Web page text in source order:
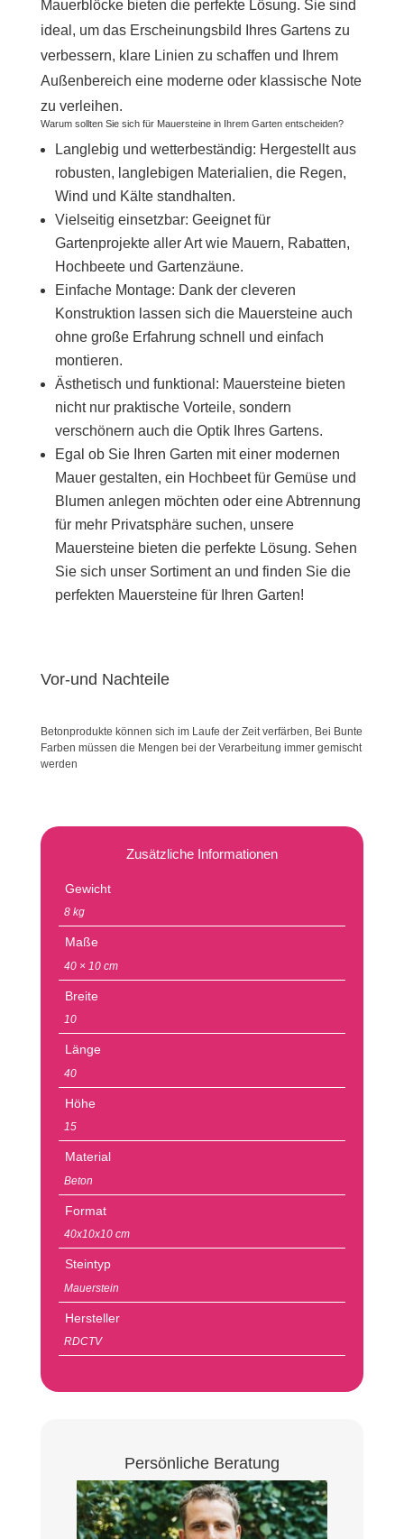
Mauerblöcke bieten die perfekte Lösung. Sie sind
ideal, um das Erscheinungsbild Ihres Gartens zu
verbessern, klare Linien zu schaffen und Ihrem
Außenbereich eine moderne oder klassische Note
zu verleihen.
Warum sollten Sie sich für Mauersteine ​​in Ihrem Garten entscheiden?
Langlebig und wetterbeständig: Hergestellt aus
robusten, langlebigen Materialien, die Regen,
Wind und Kälte standhalten.
Vielseitig einsetzbar: Geeignet für
Gartenprojekte aller Art wie Mauern, Rabatten,
Hochbeete und Gartenzäune.
Einfache Montage: Dank der cleveren
Konstruktion lassen sich die Mauersteine ​​auch
ohne große Erfahrung schnell und einfach
montieren.
Ästhetisch und funktional: Mauersteine ​​bieten
nicht nur praktische Vorteile, sondern
verschönern auch die Optik Ihres Gartens.
Egal ob Sie Ihren Garten mit einer modernen
Mauer gestalten, ein Hochbeet für Gemüse und
Blumen anlegen möchten oder eine Abtrennung
für mehr Privatsphäre suchen, unsere
Mauersteine ​​bieten die perfekte Lösung. Sehen
Sie sich unser Sortiment an und finden Sie die
perfekten Mauersteine ​​für Ihren Garten!
Vor-und Nachteile
Betonprodukte können sich im Laufe der Zeit verfärben, Bei Bunte
Farben müssen die Mengen bei der Verarbeitung immer gemischt
werden
Zusätzliche Informationen
Gewicht
8 kg
Maße
40 × 10 cm
Breite
10
Länge
40
Höhe
15
Material
Beton
Format
40x10x10 cm
Steintyp
Mauerstein
Hersteller
RDCTV
Persönliche Beratung